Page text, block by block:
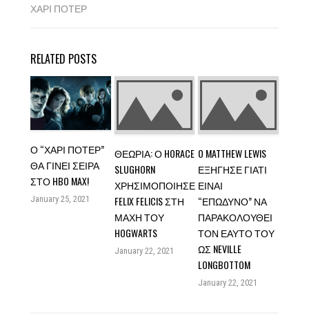
ΧΑΡΙ ΠΟΤΕΡ
RELATED POSTS
Ο “ΧΆΡΙ ΠΌΤΕΡ”
ΘΑ ΓΊΝΕΙ ΣΕΙΡΆ
ΣΤΟ HBO MAX!
January 25, 2021
ΘΕΩΡΊΑ: Ο HORACE
SLUGHORN
ΧΡΗΣΙΜΟΠΟΊΗΣΕ
FELIX FELICIS ΣΤΗ
ΜΆΧΗ ΤΟΥ
HOGWARTS
January 22, 2021
O MATTHEW LEWIS
ΕΞΉΓΗΣΕ ΓΙΑΤΊ
ΕΊΝΑΙ
“ΕΠΏΔΥΝΟ” ΝΑ
ΠΑΡΑΚΟΛΟΥΘΕΊ
ΤΟΝ ΕΑΥΤΌ ΤΟΥ
ΩΣ NEVILLE
LONGBOTTOM
January 22, 2021